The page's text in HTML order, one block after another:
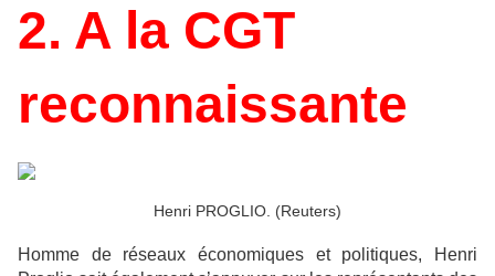
2. A la CGT
reconnaissante
Henri PROGLIO. (Reuters)
Homme de réseaux économiques et politiques, Henri